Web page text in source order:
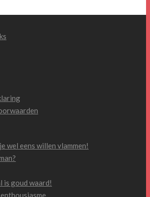
wel eens willen vlammen!
is goud waard!